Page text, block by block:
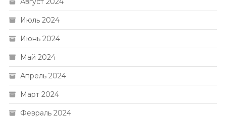
Июль 2024
Июнь 2024
Май 2024
Апрель 2024
Март 2024
Февраль 2024